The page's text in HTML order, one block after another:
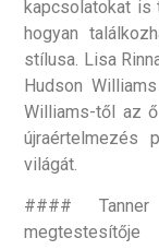
kapcsolatokat is
hogyan
stílusa. Lisa
Hudson
Williams-től az
újraértelmezés
világát.
####
megtestesítője